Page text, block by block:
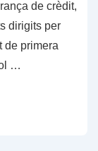
de crèdit,
dirigits per
de primera
…